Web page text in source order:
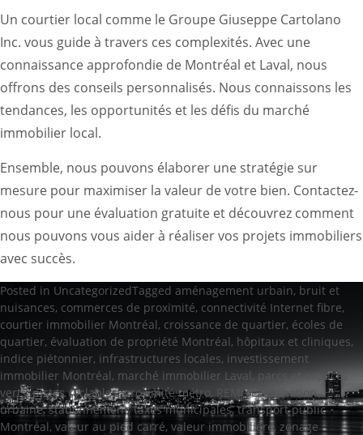
Un courtier local comme le Groupe Giuseppe Cartolano
Inc. vous guide à travers ces complexités. Avec une
connaissance approfondie de Montréal et Laval, nous
offrons des conseils personnalisés. Nous connaissons les
tendances, les opportunités et les défis du marché
immobilier local.
Ensemble, nous pouvons élaborer une stratégie sur
mesure pour maximiser la valeur de votre bien. Contactez-
nous pour une évaluation gratuite et découvrez comment
nous pouvons vous aider à réaliser vos projets immobiliers
avec succès.
Posted in UncategorizedTagged aménagement urbain, bruit et
nuisances, commerces de proximité, connectivité Internet fibre,
courtier immobilier Montréal, croissance de quartier, écoles de
quartier, évaluation de propriété Montréal, hôpitaux et cliniques,
indice piétonnier, infrastructures locales, investissement
immobilier Montréal, marché immobilier Laval, parcs et espaces
verts,pistes cyclables,proximité métro, REM,revitalisation
urbaine,stationnement,taxes municipales,transport public
Montréal, valeur au pied carré, valeur immobilière, zonage